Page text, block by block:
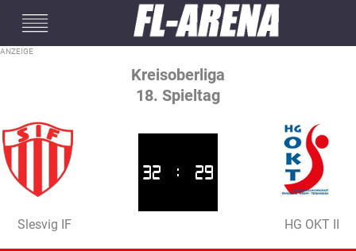
Kreisoberliga
18. Spieltag
Slesvig IF
32 : 29
HG OKT II